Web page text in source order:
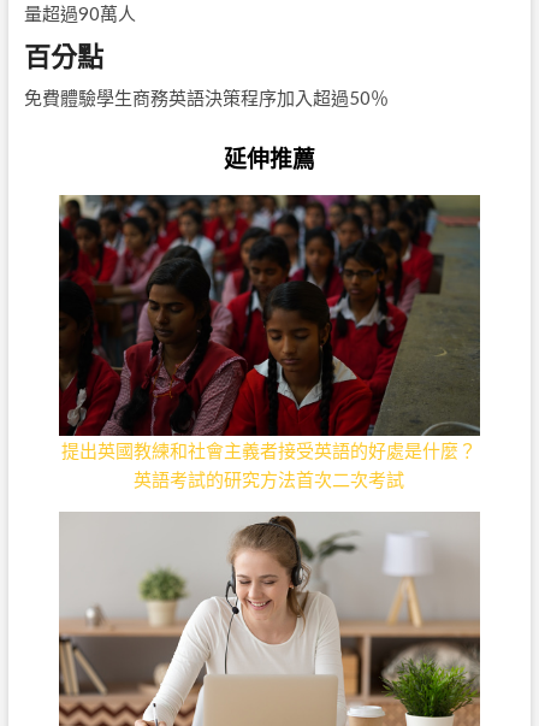
量超過90萬人
百分點
免費體驗學生商務英語決策程序加入超過50％
延伸推薦
提出英國教練和社會主義者接受英語的好處是什麼？
英語考試的研究方法首次二次考試